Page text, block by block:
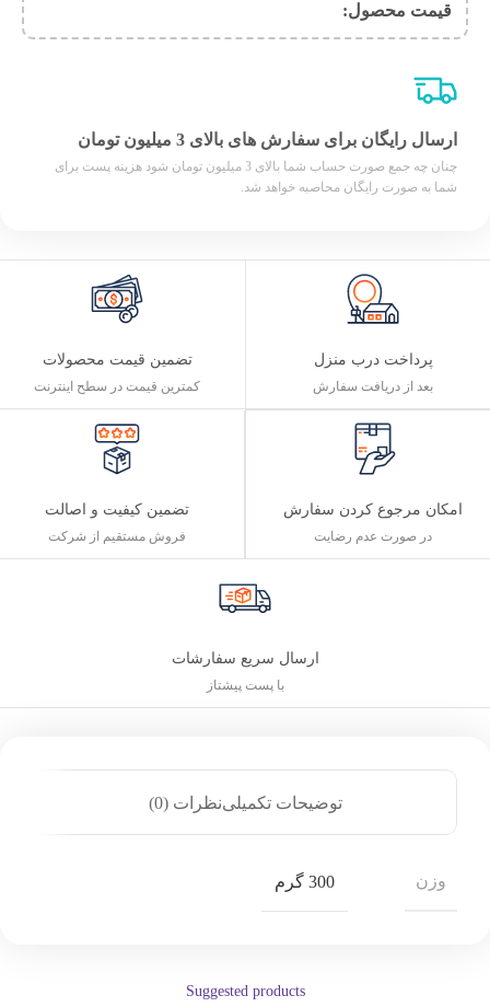
قیمت محصول:​
ارسال رایگان برای سفارش های بالای 3 میلیون تومان
چنان چه جمع صورت حساب شما بالای 3 میلیون تومان شود هزینه پست برای
شما به صورت رایگان محاصبه خواهد شد.
پرداخت درب منزل
بعد از دریافت سفارش
تضمین قیمت محصولات
کمترین قیمت در سطح اینترنت
امکان مرجوع کردن سفارش
در صورت عدم رضایت
تضمین کیفیت و اصالت
فروش مستقیم از شرکت
ارسال سریع سفارشات
با پست پیشتاز
توضیحات تکمیلینظرات (0)
وزن 300 گرم
Suggested products